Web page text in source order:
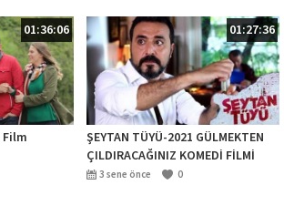
01:36:06
Film
01:27:36
ŞEYTAN TÜYÜ-2021 GÜLMEKTEN
ÇILDIRACAĞINIZ KOMEDİ FİLMİ
komedi EN YENİ YERLİ KOMEDİ
3 sene önce 0